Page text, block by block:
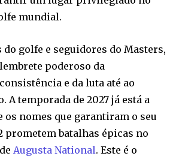
mundial.
do golfe e seguidores do Masters,
poderoso da
e da luta até ao
A temporada de 2027 já está a
os nomes que garantiram o seu
prometem batalhas épicas no
Augusta National. Este é o